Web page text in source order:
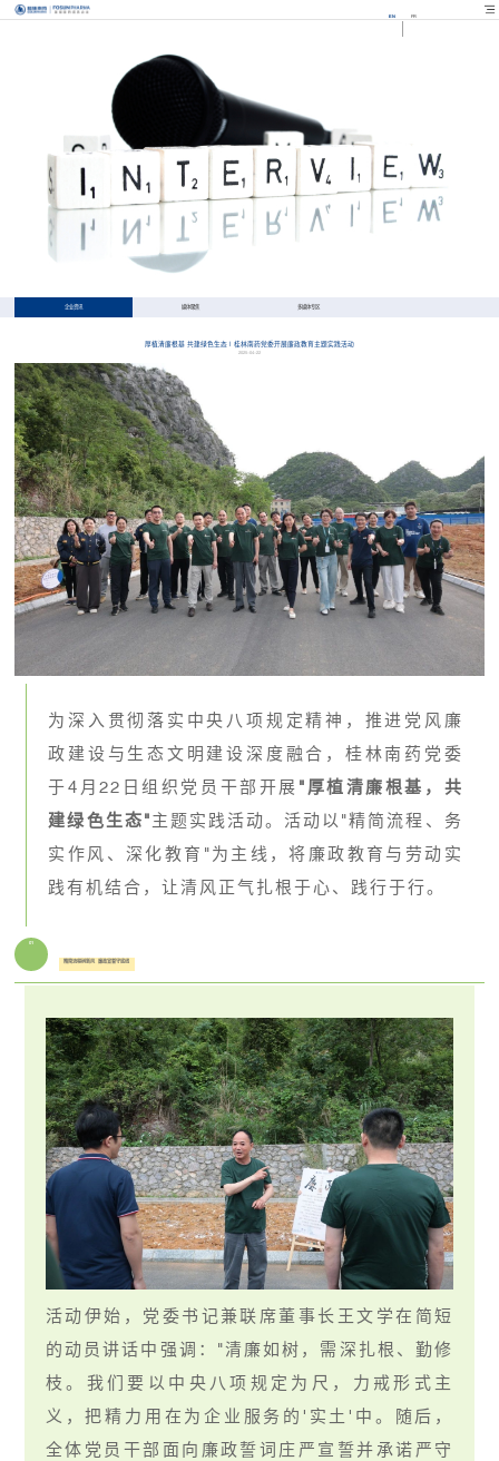
EN FR
企业资讯 媒体聚焦 多媒体专区
厚植清廉根基 共建绿色生态 | 桂林南药党委开展廉政教育主题实践活动
2025-04-22
为深入贯彻落实中央八项规定精神，推进党风廉
政建设与生态文明建设深度融合，桂林南药党委
于4月22日组织党员干部开展 "厚植清廉根基，共
建绿色生态"主题实践活动。活动以"精简流程、务
实作风、深化教育"为主线，将廉政教育与劳动实
践有机结合，让清风正气扎根于心、践行于行。
01
精简流程树新风 廉政宣誓守底线
活动伊始，党委书记兼联席董事长王文学在简短
的动员讲话中强调："清廉如树，需深扎根、勤修
枝。我们要以中央八项规定为尺，力戒形式主
义，把精力用在为企业服务的'实土'中。随后，
全体党员干部面向廉政誓词庄严宣誓并承诺严守